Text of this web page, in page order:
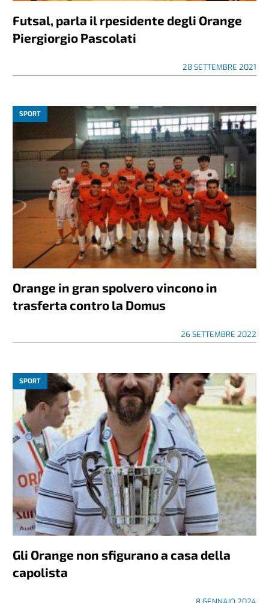
Futsal, parla il rpesidente degli Orange
Piergiorgio Pascolati
28 SETTEMBRE 2021
SPORT
Orange in gran spolvero vincono in
trasferta contro la Domus
26 SETTEMBRE 2022
SPORT
Gli Orange non sfigurano a casa della
capolista